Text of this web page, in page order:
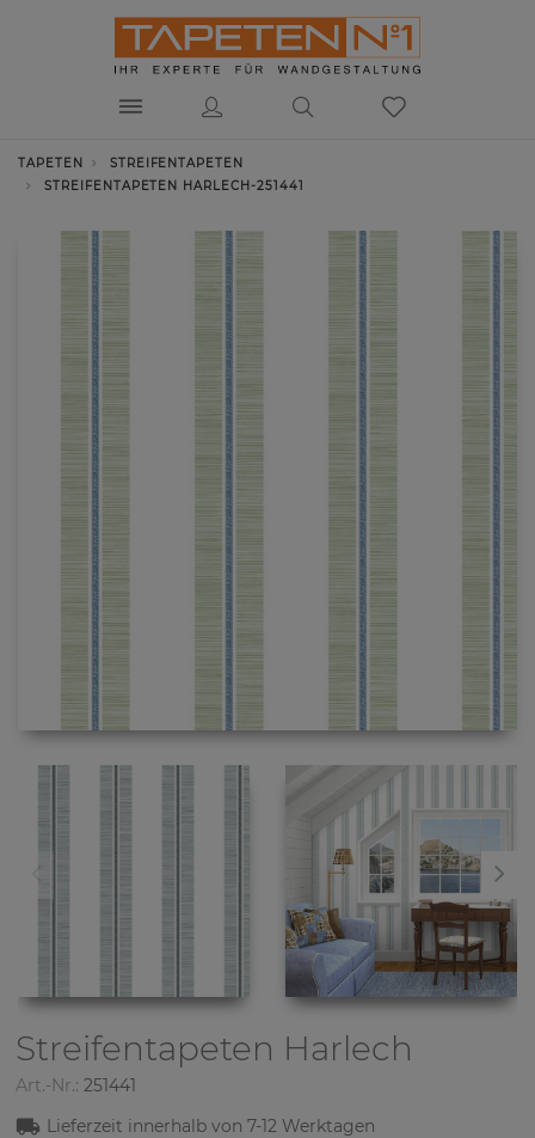
TAPETEN
STREIFENTAPETEN
STREIFENTAPETEN HARLECH-251441
Streifentapeten Harlech
Art.-Nr.: 251441
Lieferzeit innerhalb von7-12 Werktagen